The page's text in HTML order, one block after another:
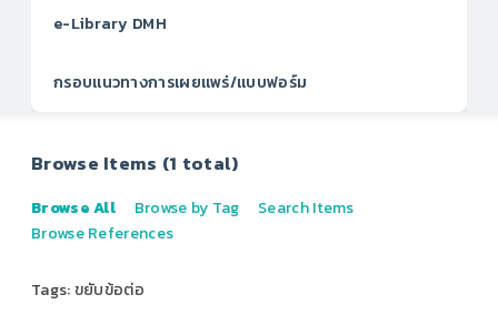
e-Library DMH
กรอบแนวทางการเผยแพร่/แบบฟอร์ม
Browse Items (1 total)
Browse All Browse by Tag
Search Items
Browse References
Tags: ขยับข้อต่อ